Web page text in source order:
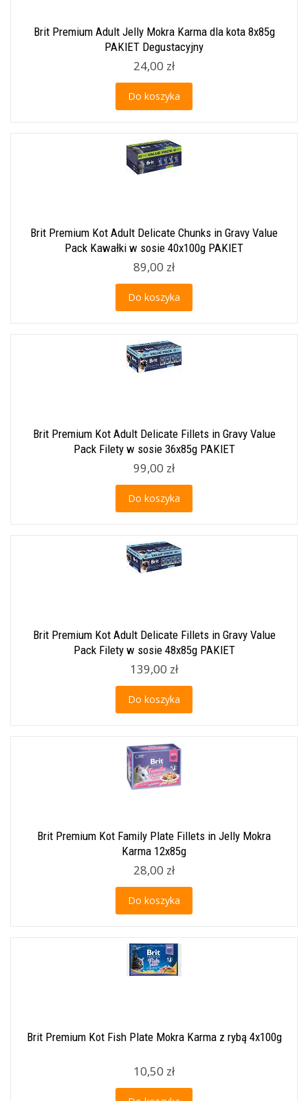
Brit Premium Adult Jelly Mokra Karma dla kota 8x85g
PAKIET Degustacyjny
24,00 zł
Do koszyka
Brit Premium Kot Adult Delicate Chunks in Gravy Value
Pack Kawałki w sosie 40x100g PAKIET
89,00 zł
Do koszyka
Brit Premium Kot Adult Delicate Fillets in Gravy Value
Pack Filety w sosie 36x85g PAKIET
99,00 zł
Do koszyka
Brit Premium Kot Adult Delicate Fillets in Gravy Value
Pack Filety w sosie 48x85g PAKIET
139,00 zł
Do koszyka
Brit Premium Kot Family Plate Fillets in Jelly Mokra
Karma 12x85g
28,00 zł
Do koszyka
Brit Premium Kot Fish Plate Mokra Karma z rybą 4x100g
10,50 zł